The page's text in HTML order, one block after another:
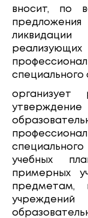
вносит, по
предложения
специального
организует
учебных
примерных
предметам,
учреждений